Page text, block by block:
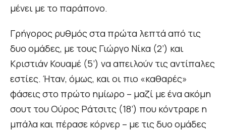
μένει με το παράπονο.
Γρήγορος ρυθμός στα πρώτα λεπτά από τις
δυο ομάδες, με τους Γιώργο Νίκα (2’) και
Κριστιάν Κουαμέ (5’) να απειλούν τις αντίπαλες
εστίες. Ήταν, όμως, και οι πιο «καθαρές»
φάσεις στο πρώτο ημίωρο – μαζί με ένα ακόμη
σουτ του Ούρος Ράτσιτς (18’) που κόντραρε η
μπάλα και πέρασε κόρνερ – με τις δυο ομάδες